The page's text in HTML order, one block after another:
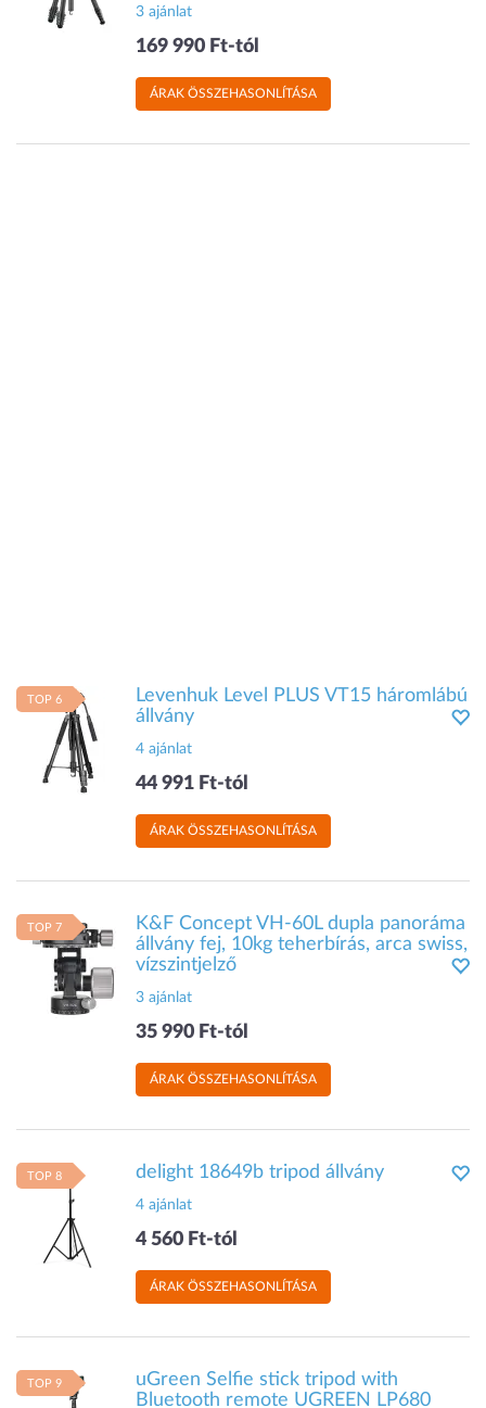
3 ajánlat
169 990 Ft-tól
ÁRAK ÖSSZEHASONLÍTÁSA
TOP 6
Levenhuk Level PLUS VT15 háromlábú
állvány
4 ajánlat
44 991 Ft-tól
ÁRAK ÖSSZEHASONLÍTÁSA
TOP 7
K&F Concept VH-60L dupla panoráma
állvány fej, 10kg teherbírás, arca swiss,
vízszintjelző
3 ajánlat
35 990 Ft-tól
ÁRAK ÖSSZEHASONLÍTÁSA
TOP 8 delight 18649b tripod állvány
4 ajánlat
4 560 Ft-tól
ÁRAK ÖSSZEHASONLÍTÁSA
TOP 9
uGreen Selfie stick tripod with
Bluetooth remote UGREEN LP680